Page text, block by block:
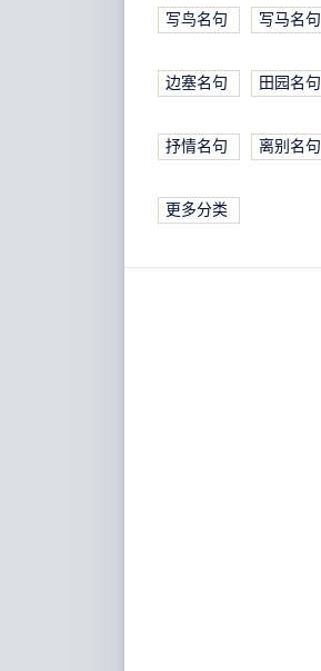
写鸟名句 写马名句
边塞名句 田园名句
抒情名句 离别名句
更多分类